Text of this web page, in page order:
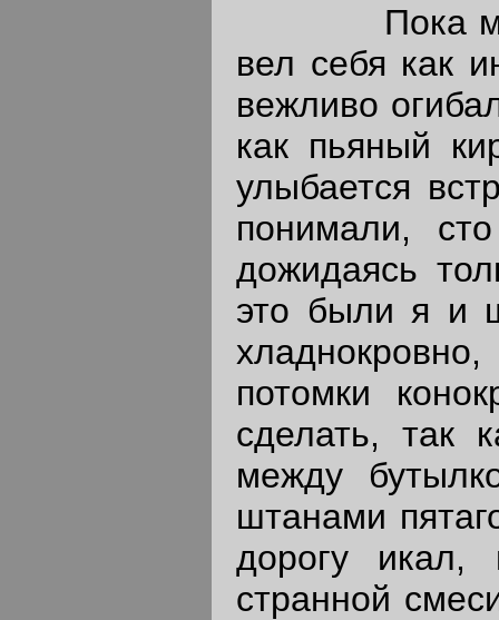
Пока мы
вел себя как
вежливо
как пьяный
улыбается
понимали,
дожидаясь
это были я и
потомки
сделать, так
между
штанами
дорогу
странной